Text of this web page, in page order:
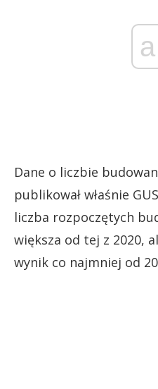
Dane o liczbie
publikował właśnie
liczba rozpoczętych
większa od tej z 2020,
wynik co najmniej od